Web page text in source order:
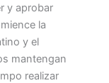
y aprobar
la
y el
mantengan
realizar